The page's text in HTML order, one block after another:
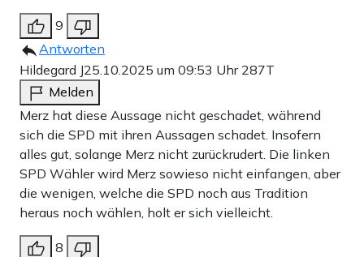
9
Antworten
Hildegard J25.10.2025 um 09:53 Uhr 287T
Melden
Merz hat diese Aussage nicht geschadet, während
sich die SPD mit ihren Aussagen schadet. Insofern
alles gut, solange Merz nicht zurückrudert. Die linken
SPD Wähler wird Merz sowieso nicht einfangen, aber
die wenigen, welche die SPD noch aus Tradition
heraus noch wählen, holt er sich vielleicht.
8